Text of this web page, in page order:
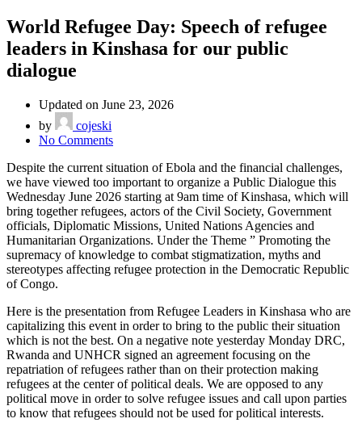
World Refugee Day: Speech of refugee
leaders in Kinshasa for our public
dialogue
Updated on June 23, 2026
by
cojeski
No Comments
Despite the current situation of Ebola and the financial challenges,
we have viewed too important to organize a Public Dialogue this
Wednesday June 2026 starting at 9am time of Kinshasa, which will
bring together refugees, actors of the Civil Society, Government
officials, Diplomatic Missions, United Nations Agencies and
Humanitarian Organizations. Under the Theme ” Promoting the
supremacy of knowledge to combat stigmatization, myths and
stereotypes affecting refugee protection in the Democratic Republic
of Congo.
Here is the presentation from Refugee Leaders in Kinshasa who are
capitalizing this event in order to bring to the public their situation
which is not the best. On a negative note yesterday Monday DRC,
Rwanda and UNHCR signed an agreement focusing on the
repatriation of refugees rather than on their protection making
refugees at the center of political deals. We are opposed to any
political move in order to solve refugee issues and call upon parties
to know that refugees should not be used for political interests.